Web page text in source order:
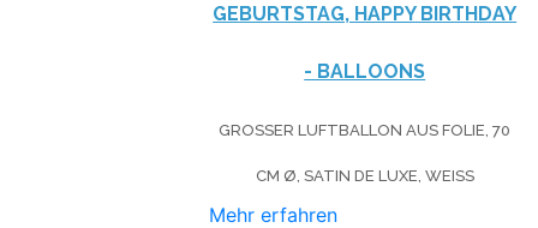
GEBURTSTAG, HAPPY BIRTHDAY
- BALLOONS
GROSSER LUFTBALLON AUS FOLIE, 70 C
M Ø, SATIN DE LUXE, WEISS
Mehr erfahren